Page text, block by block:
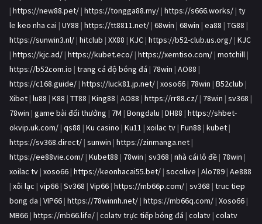
| https://new88.pet/ | https://tongga88.my/ | https://s666.works/ | ty
le keo nha cai | UY88 | https://tt8811.net/ | 68win | 68win | ea88 | TG88 |
https://sunwin3.nl/ | hitclub | XX88 | KJC | https://b52-club.us.org/ | KJC
| https://kjc.ad/ | https://kubet.eco/ | https://xemtiso.com/ | motchill |
https://b52com.io | trang cá độ bóng đá | 78win | AO88 |
https://c168.guide/ | https://luck81.jp.net/ | xoso66 | 78win | B52club |
Xibet | lu88 | K88 | TT88 | King88 | AO88 | https://rr88.cz/ | 78win | sv368 |
78win | game bài đổi thưởng | 7M | Bongdalu | DH88 | https://shbet-
okvip.uk.com/ | qs88 | Ku casino | Ku11 | xoilac tv | Fun88 | kubet |
https://sv368.direct/ | sunwin | https://zinmanga.net |
https://ee88vie.com/ | Kubet88 | 78win | sv368 | nhà cái lô đề | 78win |
xoilac tv | xoso66 | https://keonhacai55.bet/ | socolive | Alo789 | Ae888
| xôi lạc | vip66 | Sv368 | Vip66 | https://mb66p.com/ | sv368 | truc tiep
bong da | VIP66 | https://78winnh.net/ | https://mb66q.com/ | Xoso66 |
MB66 | https://mb66.life/ | colatv trực tiếp bóng đá | colatv | colatv